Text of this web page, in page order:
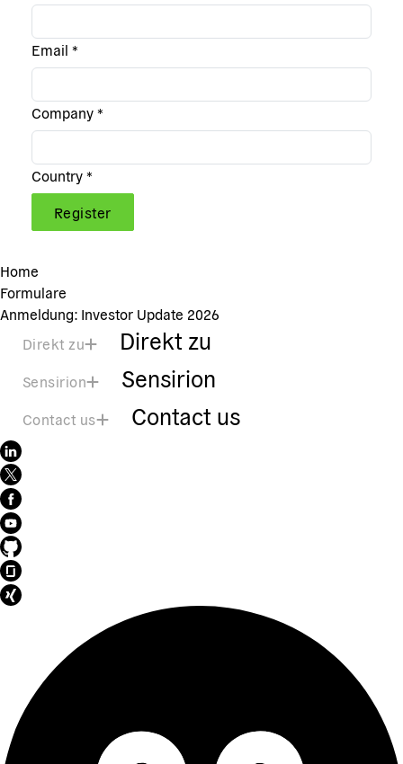
Email *
Company *
Country *
Register
Home
Formulare
Anmeldung: Investor Update 2026
Direkt zu
Direkt zu
Sensirion Sensirion
Contact us Contact us